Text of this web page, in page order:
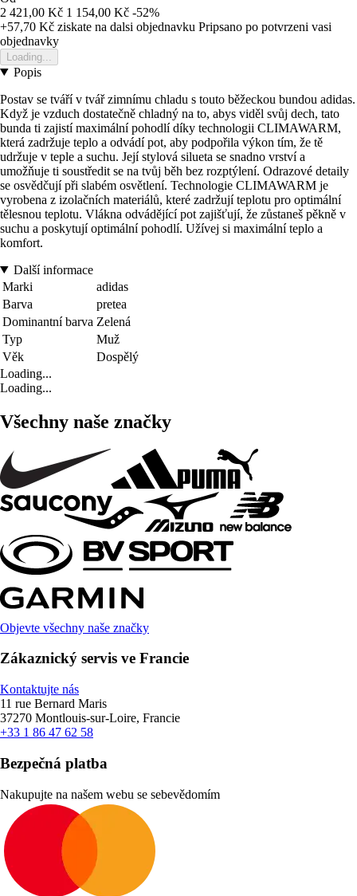
2 421,00 Kč 1 154,00 Kč -52%
+57,70 Kč ziskate na dalsi objednavku Pripsano po potvrzeni vasi
objednavky
Loading...
Popis
Postav se tváří v tvář zimnímu chladu s touto běžeckou bundou adidas.
Když je vzduch dostatečně chladný na to, abys viděl svůj dech, tato
bunda ti zajistí maximální pohodlí díky technologii CLIMAWARM,
která zadržuje teplo a odvádí pot, aby podpořila výkon tím, že tě
udržuje v teple a suchu. Její stylová silueta se snadno vrství a
umožňuje ti soustředit se na tvůj běh bez rozptýlení. Odrazové detaily
se osvědčují při slabém osvětlení. Technologie CLIMAWARM je
vyrobena z izolačních materiálů, které zadržují teplotu pro optimální
tělesnou teplotu. Vlákna odvádějící pot zajišťují, že zůstaneš pěkně v
suchu a poskytují optimální pohodlí. Užívej si maximální teplo a
komfort.
Další informace
Marki
adidas
Barva
pretea
Dominantní barva Zelená
Typ
Muž
Věk
Dospělý
Loading...
Loading...
Všechny naše značky
Objevte všechny naše značky
Zákaznický servis ve Francie
Kontaktujte nás
11 rue Bernard Maris
37270 Montlouis-sur-Loire, Francie
+33 1 86 47 62 58
Bezpečná platba
Nakupujte na našem webu se sebevědomím